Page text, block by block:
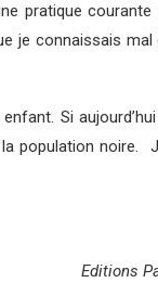
pratique
je connaissais mal
Si
population noire.
Editions